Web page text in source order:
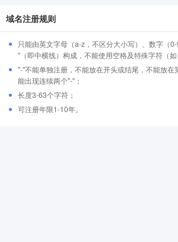
域名注册规则
只能由英文字母（a-z，不区分大小写）、数字（
"（即中横线）构成，不能使用空格及特殊字符（如
"-"不能单独注册，不能放在开头或结尾，不能放在
能出现连续两个"-"；
长度3-63个字符；
可注册年限1-10年。